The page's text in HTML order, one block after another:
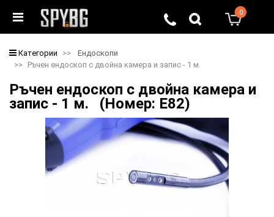
0
Категории
Ендоскопи
Ръчен ендоскоп с двойна камера и запис - 1 м.
Ръчен ендоскоп с двойна камера и
запис - 1 м. (Номер: E82)